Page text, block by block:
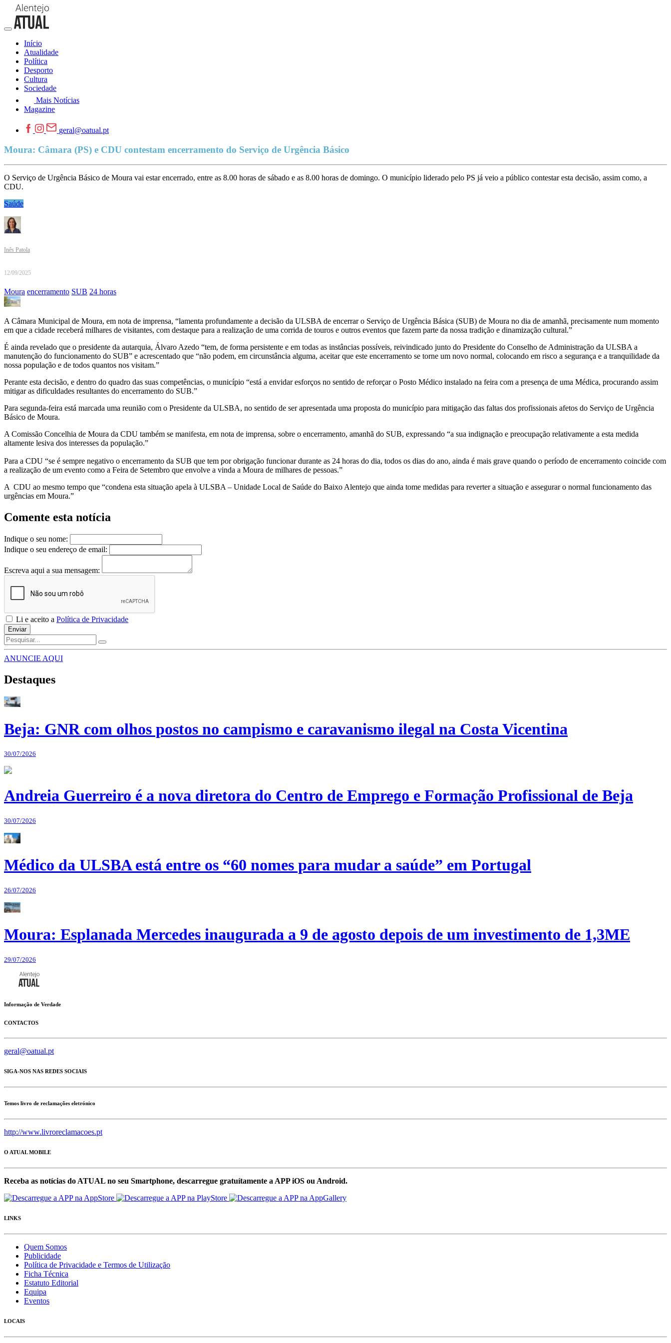
Início
Atualidade
Política
Desporto
Cultura
Sociedade
Mais Notícias
Magazine
geral@oatual.pt
Moura: Câmara (PS) e CDU contestam encerramento do Serviço de Urgência Básico
O Serviço de Urgência Básico de Moura vai estar encerrado, entre as 8.00 horas de sábado e as 8.00 horas de domingo. O município liderado pelo PS já veio a público contestar esta decisão, assim como, a
CDU.
Saúde
Inês Patola
12/09/2025
Moura encerramento SUB 24 horas
A Câmara Municipal de Moura, em nota de imprensa, “lamenta profundamente a decisão da ULSBA de encerrar o Serviço de Urgência Básica (SUB) de Moura no dia de amanhã, precisamente num momento
em que a cidade receberá milhares de visitantes, com destaque para a realização de uma corrida de touros e outros eventos que fazem parte da nossa tradição e dinamização cultural.”
É ainda revelado que o presidente da autarquia, Álvaro Azedo “tem, de forma persistente e em todas as instâncias possíveis, reivindicado junto do Presidente do Conselho de Administração da ULSBA a
manutenção do funcionamento do SUB” e acrescentado que “não podem, em circunstância alguma, aceitar que este encerramento se torne um novo normal, colocando em risco a segurança e a tranquilidade da
nossa população e de todos quantos nos visitam.”
Perante esta decisão, e dentro do quadro das suas competências, o município “está a envidar esforços no sentido de reforçar o Posto Médico instalado na feira com a presença de uma Médica, procurando assim
mitigar as dificuldades resultantes do encerramento do SUB.”
Para segunda-feira está marcada uma reunião com o Presidente da ULSBA, no sentido de ser apresentada uma proposta do município para mitigação das faltas dos profissionais afetos do Serviço de Urgência
Básico de Moura.
A Comissão Concelhia de Moura da CDU também se manifesta, em nota de imprensa, sobre o encerramento, amanhã do SUB, expressando “a sua indignação e preocupação relativamente a esta medida
altamente lesiva dos interesses da população.”
Para a CDU “se é sempre negativo o encerramento da SUB que tem por obrigação funcionar durante as 24 horas do dia, todos os dias do ano, ainda é mais grave quando o período de encerramento coincide com
a realização de um evento como a Feira de Setembro que envolve a vinda a Moura de milhares de pessoas.”
A CDU ao mesmo tempo que “condena esta situação apela à ULSBA – Unidade Local de Saúde do Baixo Alentejo que ainda tome medidas para reverter a situação e assegurar o normal funcionamento das
urgências em Moura.”
Comente esta notícia
Indique o seu nome:
Indique o seu endereço de email:
Escreva aqui a sua mensagem:
Li e aceito a Política de Privacidade
Enviar
ANUNCIE AQUI
Destaques
Beja: GNR com olhos postos no campismo e caravanismo ilegal na Costa Vicentina
30/07/2026
Andreia Guerreiro é a nova diretora do Centro de Emprego e Formação Profissional de Beja
30/07/2026
Médico da ULSBA está entre os “60 nomes para mudar a saúde” em Portugal
26/07/2026
Moura: Esplanada Mercedes inaugurada a 9 de agosto depois de um investimento de 1,3ME
29/07/2026
Informação de Verdade
CONTACTOS
geral@oatual.pt
SIGA-NOS NAS REDES SOCIAIS
Temos livro de reclamações eletrónico
http://www.livroreclamacoes.pt
O ATUAL MOBILE
Receba as notícias do ATUAL no seu Smartphone, descarregue gratuítamente a APP iOS ou Android.
LINKS
Quem Somos
Publicidade
Política de Privacidade e Termos de Utilização
Ficha Técnica
Estatuto Editorial
Equipa
Eventos
LOCAIS